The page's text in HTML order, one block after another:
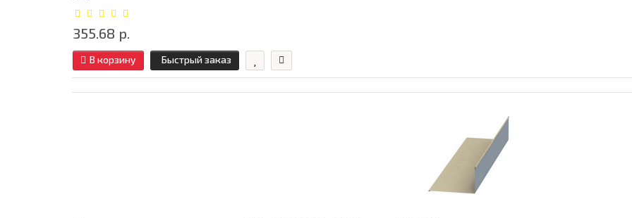
355.68 р.
В корзину Быстрый заказ